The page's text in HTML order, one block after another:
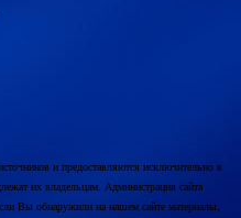
и предоставляются исключительно в
их владельцам. Администрация сайта
Вы обнаружили на нашем сайте материалы,